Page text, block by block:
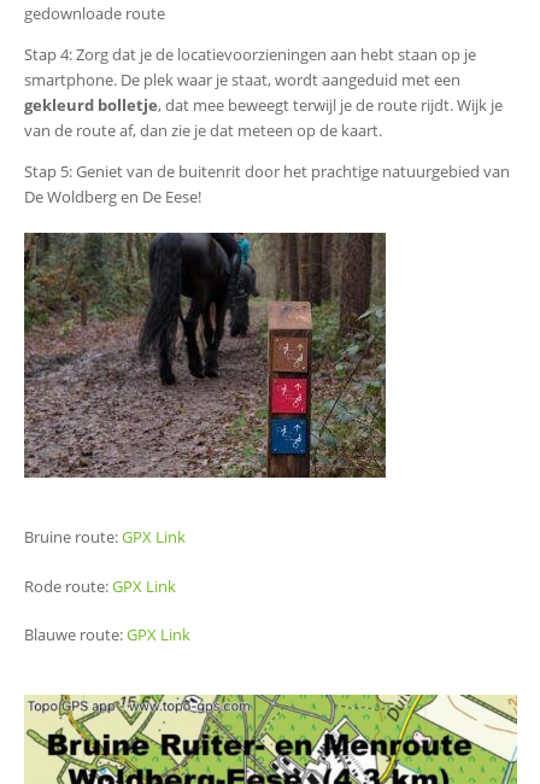
gedownloade route
Stap 4: Zorg dat je de locatievoorzieningen aan hebt staan op je
smartphone. De plek waar je staat, wordt aangeduid met een
gekleurd bolletje, dat mee beweegt terwijl je de route rijdt. Wijk je
van de route af, dan zie je dat meteen op de kaart.
Stap 5: Geniet van de buitenrit door het prachtige natuurgebied van
De Woldberg en De Eese!
Bruine route:GPX Link
Rode route:GPX Link
Blauwe route:GPX Link